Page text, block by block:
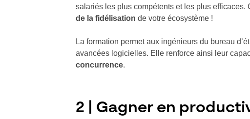
salariés les plus compétents et les plus
de la fidélisation de votre écosystème !
La formation permet aux ingénieurs du bureau
avancées logicielles. Elle renforce ainsi leur
concurrence.
2 | Gagner en